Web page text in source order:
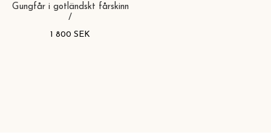
Gungfår i gotländskt fårskinn
/
1 800 SEK